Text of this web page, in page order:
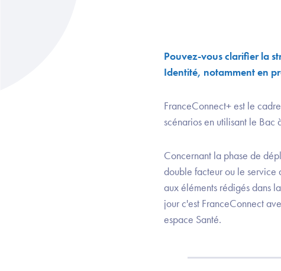
Pouvez-vous clarifier la
Identité, notamment en
FranceConnect+ est le
scénarios en utilisant le Bac
Concernant la phase de
double facteur ou le
aux éléments rédigés dans
jour c'est FranceConnect
espace Santé.